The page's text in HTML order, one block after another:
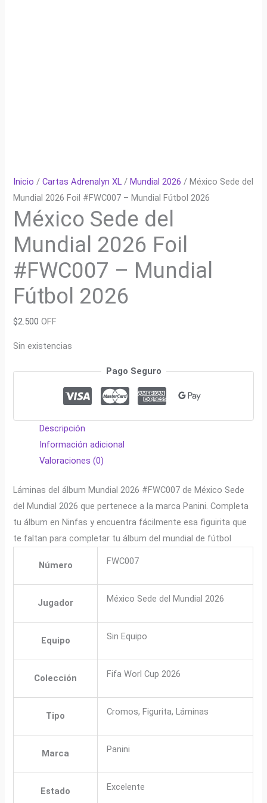
Inicio /Cartas Adrenalyn XL /Mundial 2026 / México Sede del
Mundial 2026 Foil #FWC007 – Mundial Fútbol 2026
México Sede del
Mundial 2026 Foil
#FWC007 – Mundial
Fútbol 2026
$2.500 OFF
Sin existencias
Pago Seguro
Descripción
Información adicional
Valoraciones (0)
Láminas del álbum Mundial 2026 #FWC007 de México Sede
del Mundial 2026 que pertenece a la marca Panini. Completa
tu álbum en Ninfas y encuentra fácilmente esa figuirita que
te faltan para completar tu álbum del mundial de fútbol
Número FWC007
Jugador México Sede del Mundial 2026
Equipo Sin Equipo
Colección Fifa Worl Cup 2026
Tipo Cromos, Figurita, Láminas
Marca Panini
Estado Excelente